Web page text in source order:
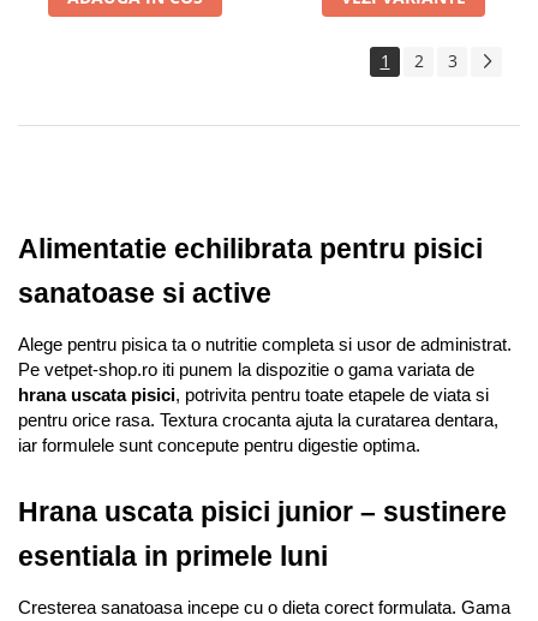
1 2 3
Alimentatie echilibrata pentru pisici
sanatoase si active
Alege pentru pisica ta o nutritie completa si usor de administrat.
hrana uscata pisici, potrivita pentru toate etapele de viata si
pentru orice rasa. Textura crocanta ajuta la curatarea dentara,
iar formulele sunt concepute pentru digestie optima.
Hrana uscata pisici junior – sustinere
esentiala in primele luni
Cresterea sanatoasa incepe cu o dieta corect formulata. Gama